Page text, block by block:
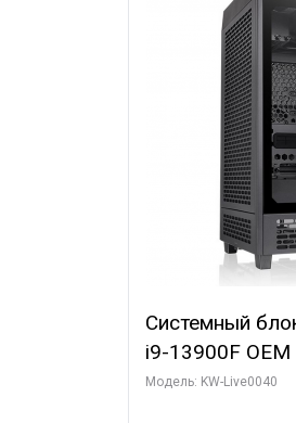
Системный
i9-13900F OEM
7, Efficient-co/
Модель: KW-Live0040